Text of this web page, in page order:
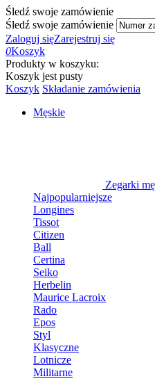
Śledź swoje zamówienie
Śledź swoje zamówienie
Zaloguj sięZarejestruj się
0Koszyk
Produkty w koszyku:
Koszyk jest pusty
Koszyk Składanie zamówienia
Męskie
Zegarki
Najpopularniejsze
Longines
Tissot
Citizen
Ball
Certina
Seiko
Herbelin
Maurice Lacroix
Rado
Epos
Styl
Klasyczne
Lotnicze
Militarne